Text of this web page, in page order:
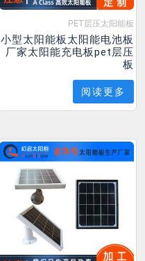
PET层压太阳能板
小型太阳能板太阳能电池板
厂家太阳能充电板pet层压
板
阅读更多